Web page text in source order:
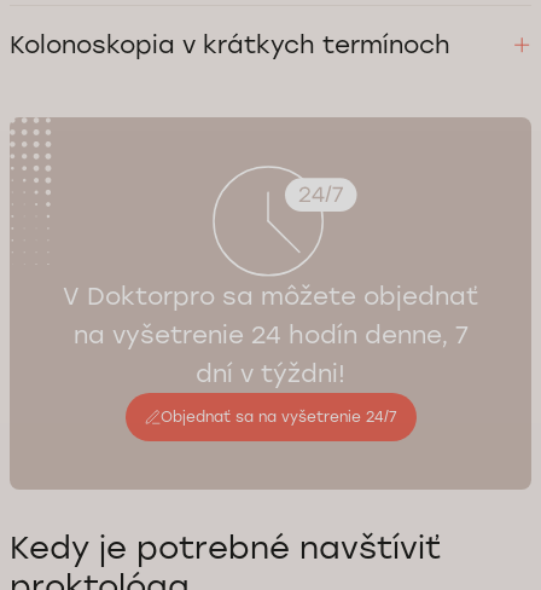
až po kolonoskopiu podľa indikácie
Kolonoskopia v krátkych termínoch
V Doktorpro sa môžete objednať
na vyšetrenie 24 hodín denne, 7
dní v týždni!
Objednať sa na vyšetrenie 24/7
Kedy je potrebné navštíviť